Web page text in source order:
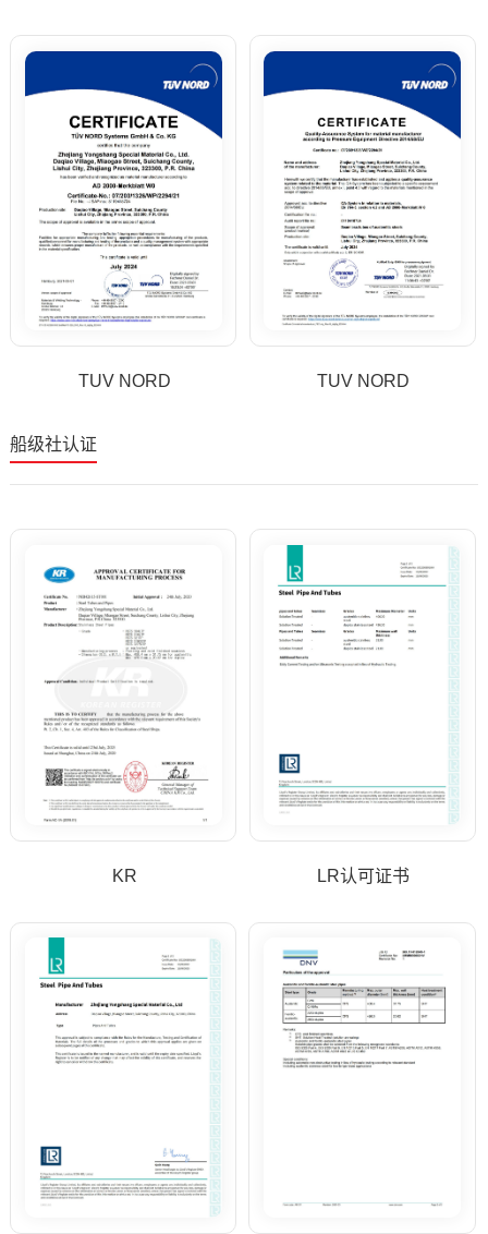
TUV NORD TUV NORD
船级社认证
KR LR认可证书